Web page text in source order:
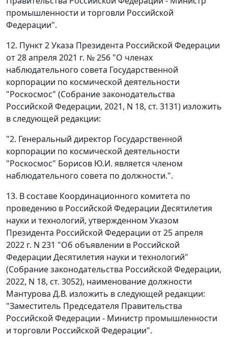
промышленности и торговли Российской
Федерации".
12. Пункт 2 Указа Президента Российской Федерации
от 28 апреля 2021 г. № 256 "О членах
наблюдательного совета Государственной
корпорации по космической деятельности
"Роскосмос" (Собрание законодательства
Российской Федерации, 2021, N 18, ст. 3131) изложить
в следующей редакции:
"2. Генеральный директор Государственной
корпорации по космической деятельности
"Роскосмос" Борисов Ю.И. является членом
наблюдательного совета по должности.".
13. В составе Координационного комитета по
проведению в Российской Федерации Десятилетия
науки и технологий, утвержденном Указом
Президента Российской Федерации от 25 апреля
2022 г. N 231 "Об объявлении в Российской
Федерации Десятилетия науки и технологий"
(Собрание законодательства Российской Федерации,
2022, N 18, ст. 3052), наименование должности
Мантурова Д.В. изложить в следующей редакции:
"Заместитель Председателя Правительства
Российской Федерации - Министр промышленности
и торговли Российской Федерации".